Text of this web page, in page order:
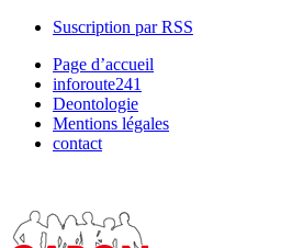
Suscription par RSS
Page d’accueil
inforoute241
Deontologie
Mentions légales
contact